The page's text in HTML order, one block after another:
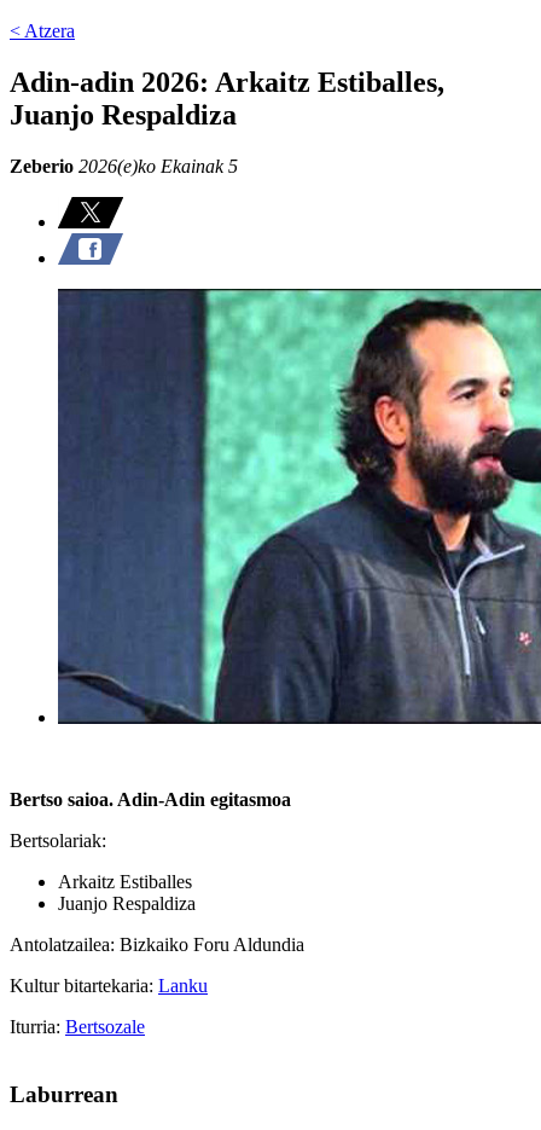
< Atzera
Adin-adin 2026: Arkaitz Estiballes,
Juanjo Respaldiza
Zeberio 2026(e)ko Ekainak 5
Bertso saioa. Adin-Adin egitasmoa
Bertsolariak:
Arkaitz Estiballes
Juanjo Respaldiza
Antolatzailea: Bizkaiko Foru Aldundia
Kultur bitartekaria: Lanku
Iturria: Bertsozale
Laburrean